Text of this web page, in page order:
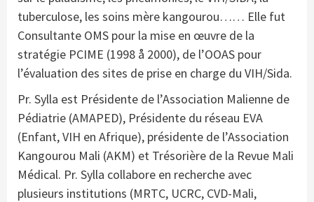
tuberculose, les soins mère kangourou…… Elle fut
Consultante OMS pour la mise en œuvre de la
stratégie PCIME (1998 å 2000), de l’OOAS pour
l’évaluation des sites de prise en charge du VIH/Sida.
Pr. Sylla est Présidente de l’Association Malienne de
Pédiatrie (AMAPED), Présidente du réseau EVA
(Enfant, VIH en Afrique), présidente de l’Association
Kangourou Mali (AKM) et Trésorière de la Revue Mali
Médical. Pr. Sylla collabore en recherche avec
plusieurs institutions (MRTC, UCRC, CVD-Mali,